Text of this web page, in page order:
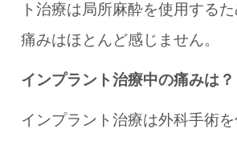
ト治療は局所麻酔を使用する
痛みはほとんど感じません。
インプラント治療中の痛みは？
インプラント治療は外科手術を